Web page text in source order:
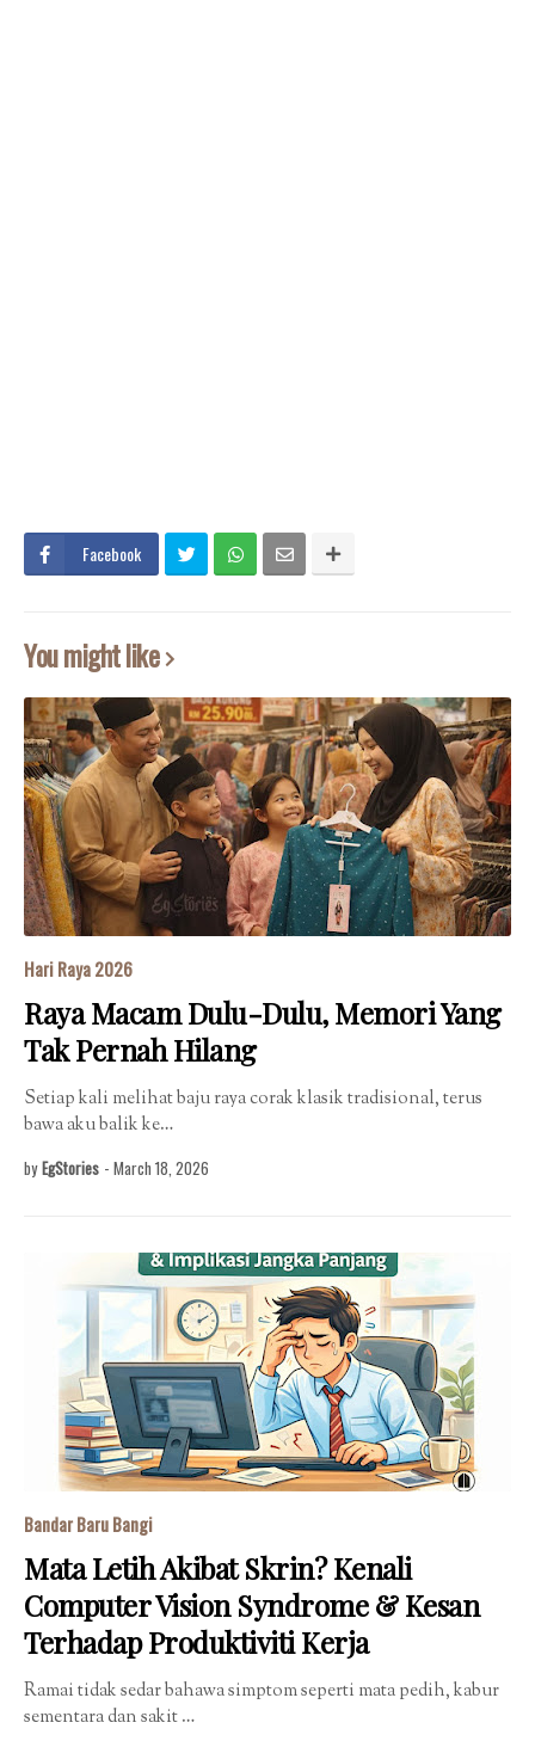
Facebook
You might like
Hari Raya 2026
Raya Macam Dulu-Dulu, Memori Yang
Tak Pernah Hilang
Setiap kali melihat baju raya corak klasik tradisional, terus
bawa aku balik ke…
by EgStories - March 18, 2026
Bandar Baru Bangi
Mata Letih Akibat Skrin? Kenali
Computer Vision Syndrome & Kesan
Terhadap Produktiviti Kerja
Ramai tidak sedar bahawa simptom seperti mata pedih, kabur
sementara dan sakit …